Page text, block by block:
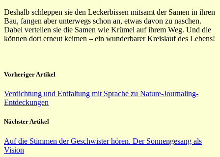
Deshalb schleppen sie den Leckerbissen mitsamt der Samen in ihren
Bau, fangen aber unterwegs schon an, etwas davon zu naschen.
Dabei verteilen sie die Samen wie Krümel auf ihrem Weg. Und die
können dort erneut keimen – ein wunderbarer Kreislauf des Lebens!
Vorheriger Artikel
Verdichtung und Entfaltung mit Sprache zu Nature-Journaling-
Entdeckungen
Nächster Artikel
Auf die Stimmen der Geschwister hören. Der Sonnengesang als
Vision